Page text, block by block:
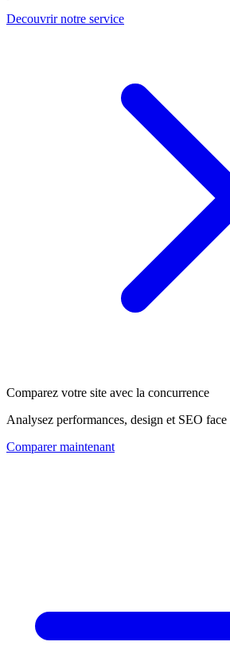
Decouvrir notre service
Comparez votre site avec la concurrence
Analysez performances, design et SEO
Comparer maintenant